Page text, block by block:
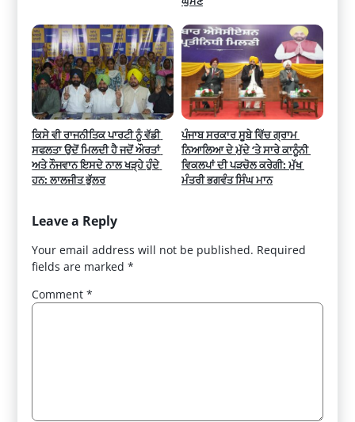
ਕਿਸੇ ਵੀ ਰਾਜਨੀਤਿਕ ਪਾਰਟੀ ਨੂੰ ਵੱਡੀ
ਸਫਲਤਾ ਉਦੋਂ ਮਿਲਦੀ ਹੈ ਜਦੋਂ ਔਰਤਾਂ
ਅਤੇ ਨੌਜਵਾਨ ਇਸਦੇ ਨਾਲ ਖੜ੍ਹੇ ਹੁੰਦੇ
ਹਨ: ਲਾਲਜੀਤ ਭੁੱਲਰ
ਪੰਜਾਬ ਸਰਕਾਰ ਸੂਬੇ ਵਿੱਚ ਗ੍ਰਾਮ
ਨਿਆਲਿਆ ਦੇ ਮੁੱਦੇ ‘ਤੇ ਸਾਰੇ ਕਾਨੂੰਨੀ
ਵਿਕਲਪਾਂ ਦੀ ਪੜਚੋਲ ਕਰੇਗੀ: ਮੁੱਖ
ਮੰਤਰੀ ਭਗਵੰਤ ਸਿੰਘ ਮਾਨ
Leave a Reply
Your email address will not be published. Required
fields are marked*
Comment*